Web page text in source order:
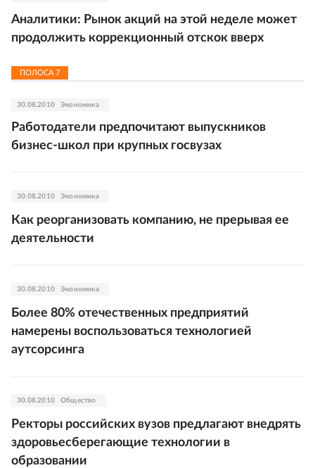
Аналитики: Рынок акций на этой неделе может
продолжить коррекционный отскок вверх
ПОЛОСА 7
30.08.2010 Экономика
Работодатели предпочитают выпускников
бизнес-школ при крупных госвузах
30.08.2010 Экономика
Как реорганизовать компанию, не прерывая ее
деятельности
30.08.2010 Экономика
Более 80% отечественных предприятий
намерены воспользоваться технологией
аутсорсинга
30.08.2010 Общество
Ректоры российских вузов предлагают внедрять
здоровьесберегающие технологии в
образовании